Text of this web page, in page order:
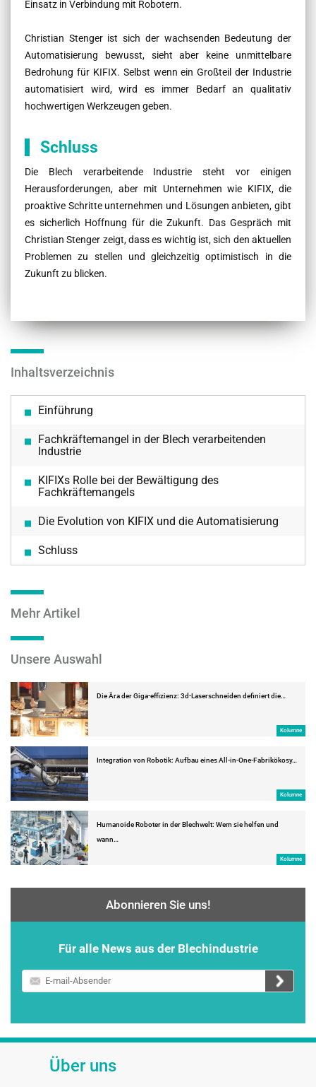
Einsatz in Verbindung mit Robotern.
Christian Stenger ist sich der wachsenden Bedeutung der
Automatisierung bewusst, sieht aber keine unmittelbare
Bedrohung für KIFIX. Selbst wenn ein Großteil der Industrie
automatisiert wird, wird es immer Bedarf an qualitativ
hochwertigen Werkzeugen geben.
Schluss
Die Blech verarbeitende Industrie steht vor einigen
Herausforderungen, aber mit Unternehmen wie KIFIX, die
proaktive Schritte unternehmen und Lösungen anbieten, gibt
es sicherlich Hoffnung für die Zukunft. Das Gespräch mit
Christian Stenger zeigt, dass es wichtig ist, sich den aktuellen
Problemen zu stellen und gleichzeitig optimistisch in die
Zukunft zu blicken.
Inhaltsverzeichnis
Einführung
Fachkräftemangel in der Blech verarbeitenden
Industrie
KIFIXs Rolle bei der Bewältigung des
Fachkräftemangels
Die Evolution von KIFIX und die Automatisierung
Schluss
Mehr Artikel
Unsere Auswahl
Die Ära der Giga-effizienz: 3d-Laserschneiden definiert die…
Kolumne
Integration von Robotik: Aufbau eines All-in-One-Fabrikökosy…
Kolumne
Humanoide Roboter in der Blechwelt: Wem sie helfen und
wann…
Kolumne
Abonnieren Sie uns!
Für alle News aus der Blechindustrie
E-
mail-
Über uns